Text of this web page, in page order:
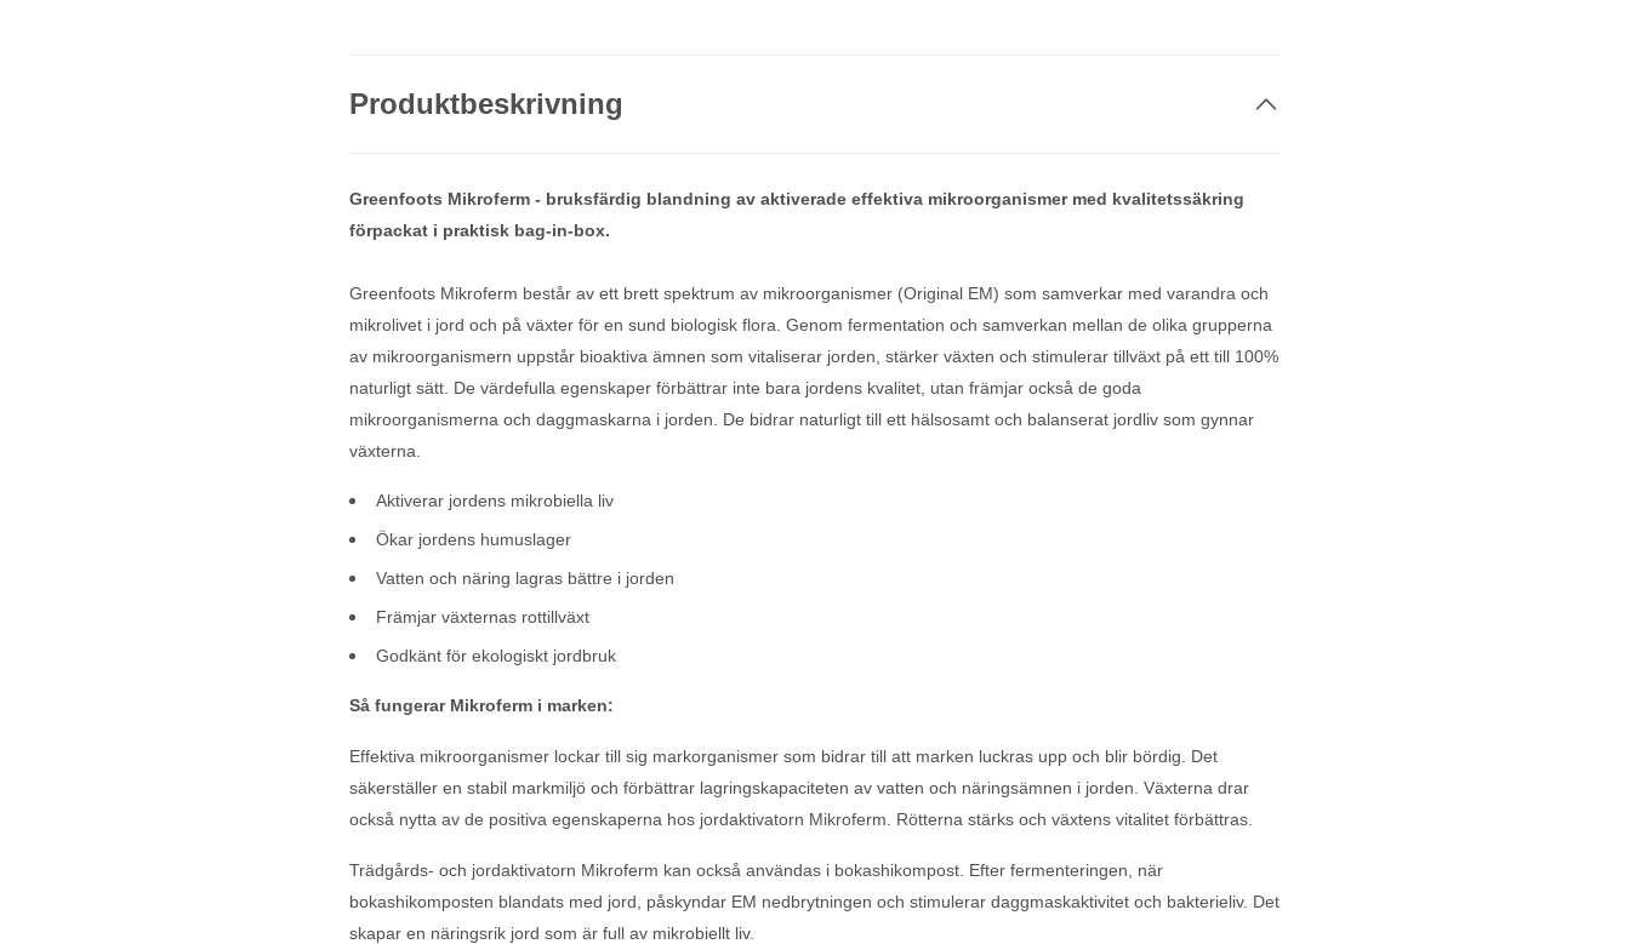
Produktbeskrivning
Greenfoots Mikroferm - bruksfärdig blandning av aktiverade effektiva mikroorganismer med kvalitetssäkring
förpackat i praktisk bag-in-box.
Greenfoots Mikroferm består av ett brett spektrum av mikroorganismer (Original EM) som samverkar med varandra och
mikrolivet i jord och på växter för en sund biologisk flora. Genom fermentation och samverkan mellan de olika grupperna
av mikroorganismern uppstår bioaktiva ämnen som vitaliserar jorden, stärker växten och stimulerar tillväxt på ett till 100%
naturligt sätt. De värdefulla egenskaper förbättrar inte bara jordens kvalitet, utan främjar också de goda
mikroorganismerna och daggmaskarna i jorden. De bidrar naturligt till ett hälsosamt och balanserat jordliv som gynnar
växterna.
Aktiverar jordens mikrobiella liv
Ökar jordens humuslager
Vatten och näring lagras bättre i jorden
Främjar växternas rottillväxt
Godkänt för ekologiskt jordbruk
Så fungerar Mikroferm i marken:
Effektiva mikroorganismer lockar till sig markorganismer som bidrar till att marken luckras upp och blir bördig. Det
säkerställer en stabil markmiljö och förbättrar lagringskapaciteten av vatten och näringsämnen i jorden. Växterna drar
också nytta av de positiva egenskaperna hos jordaktivatorn Mikroferm. Rötterna stärks och växtens vitalitet förbättras.
Trädgårds- och jordaktivatorn Mikroferm kan också användas i bokashikompost. Efter fermenteringen, när
bokashikomposten blandats med jord, påskyndar EM nedbrytningen och stimulerar daggmaskaktivitet och bakterieliv. Det
skapar en näringsrik jord som är full av mikrobiellt liv.